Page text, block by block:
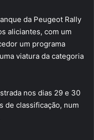
da Peugeot Rally
aliciantes, com um
um programa
viatura da categoria
nos dias 29 e 30
de classificação, num